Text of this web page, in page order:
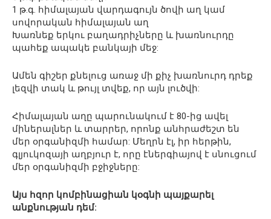
1 թ.գ. հիմալայան վարդագույն ծովի աղ կամ
սովորական հիմալայան աղ
Խառնեք երկու բաղադրիչները և խառնուրդը
պահեք ապակե բանկայի մեջ:
Ամեն գիշեր քնելուց առաջ մի քիչ խառնուրդ դրեք
լեզվի տակ և թույլ տվեք, որ այն լուծվի:
Հիմալայան աղը պարունակում է 80-ից ավել
միներալներ և տարրեր, որոնք անհրաժեշտ են
մեր օրգանիզմի համար: Մեղրն էլ, իր հերթին,
գլյուկոզայի աղբյուր է, որը էներգիայով է սնուցում
մեր օրգանիզմի բջիջները:
Այս հզոր կոմբինացիան կօգնի պայքարել
անքնության դեմ: